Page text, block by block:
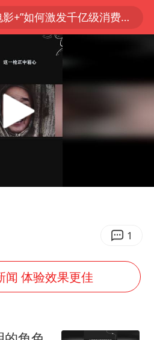
“电影+”如何激发千亿级消费新活力？
预计“白海豚”明晚将在浙江舟山到福建福鼎一带沿海登陆
造出新病毒意味着什么
创4月份以来最大单周涨幅
台州：市民非必要不外出
1
闻 体验效果更佳